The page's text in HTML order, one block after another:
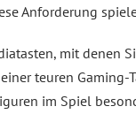
Anforderung
mit denen
teuren
im Spiel